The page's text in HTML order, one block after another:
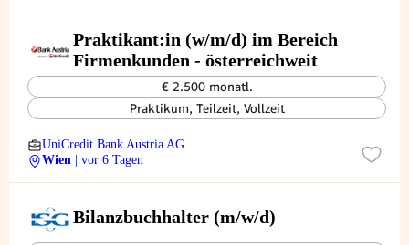
Praktikant:in (w/m/d) im Bereich
Firmenkunden - österreichweit
€ 2.500 monatl.
Praktikum, Teilzeit, Vollzeit
UniCredit Bank Austria AG
Wien
| vor 6 Tagen
Bilanzbuchhalter (m/w/d)